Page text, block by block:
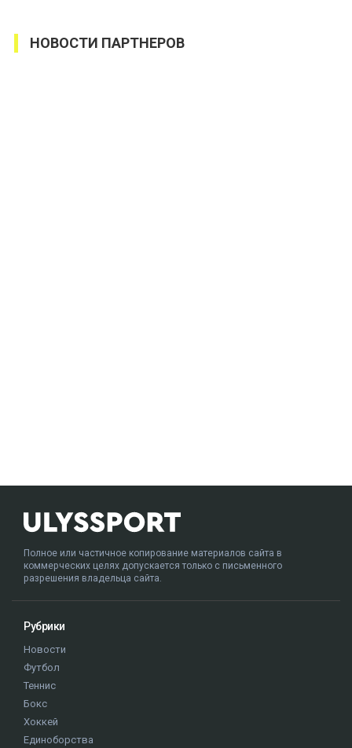
НОВОСТИ ПАРТНЕРОВ
Полное или частичное копирование материалов сайта в
коммерческих целях допускается только с письменного
разрешения владельца сайта.
Рубрики
Новости
Футбол
Теннис
Бокс
Хоккей
Единоборства